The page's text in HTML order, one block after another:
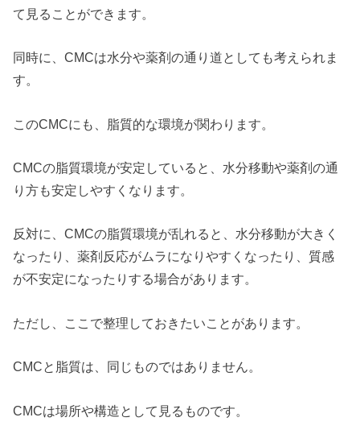
て見ることができます。
同時に、CMCは水分や薬剤の通り道としても考えられま
す。
このCMCにも、脂質的な環境が関わります。
CMCの脂質環境が安定していると、水分移動や薬剤の通
り方も安定しやすくなります。
反対に、CMCの脂質環境が乱れると、水分移動が大きく
なったり、薬剤反応がムラになりやすくなったり、質感
が不安定になったりする場合があります。
ただし、ここで整理しておきたいことがあります。
CMCと脂質は、同じものではありません。
CMCは場所や構造として見るものです。